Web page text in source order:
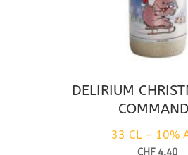
DELIRIUM
33 CL – 10%
CHF4.40